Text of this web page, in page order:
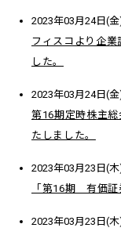
2023年03月24日(金
フィスコより企業
した。
2023年03月24日(金
第16期定時株主
たしました。
2023年03月23日(木
「第16期 有価証
2023年03月23日(木